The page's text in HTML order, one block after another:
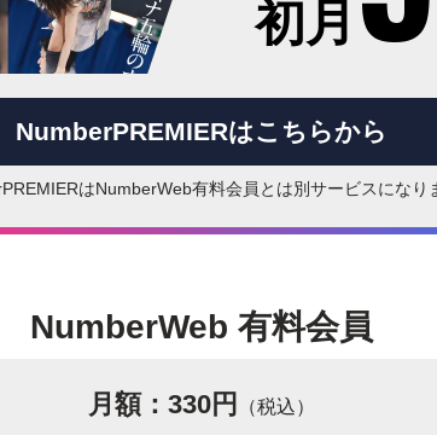
初月
NumberPREMIERはこちらから
はNumberWeb有料会員とは別サービスになり
NumberWeb 有料会員
月額：330円
（税込）